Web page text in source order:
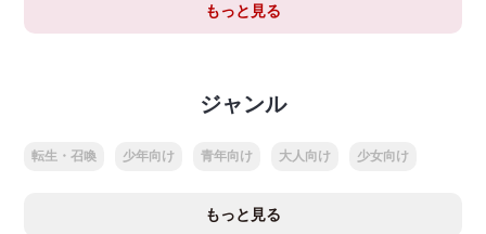
もっと見る
ジャンル
転生・召喚 少年向け 青年向け 大人向け 少女向け
もっと見る